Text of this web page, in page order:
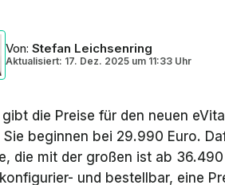
Von: Stefan Leichsenring
Aktualisiert: 17. Dez. 2025 um 11:33 Uhr
gibt die Preise für den neuen
Sie beginnen bei 29.990 Euro.
die mit der großen ist ab
und bestellbar, eine